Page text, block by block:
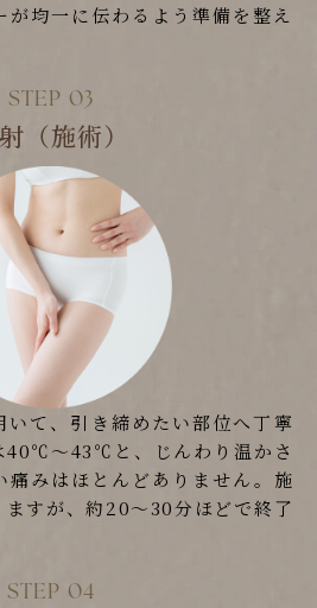
が均一に伝わるよう準備を整え
（施術）
いて、引き締めたい部位へ丁寧
40℃～43℃と、じんわり温かさ
痛みはほとんどありません。施
すが、約20〜30分ほどで終了